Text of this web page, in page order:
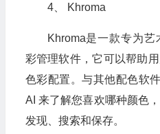
4、 Khroma
Khroma是一款专为
彩管理软件，它可以帮助
色彩配置。与其他配色软
AI 来了解您喜欢哪种颜色
发现、搜索和保存。